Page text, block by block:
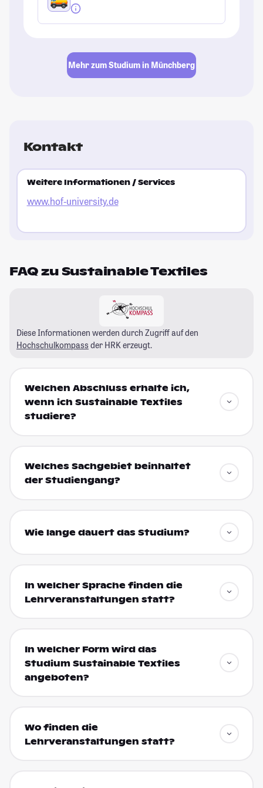
Mehr zum Studium in Münchberg
Kontakt
Weitere Informationen / Services
www.hof-university.de
FAQ zu Sustainable Textiles
Diese Informationen werden durch Zugriff auf den
Hochschulkompass der HRK erzeugt.
Welchen Abschluss erhalte ich,
wenn ich Sustainable Textiles
studiere?
Welches Sachgebiet beinhaltet
der Studiengang?
Wie lange dauert das Studium?
In welcher Sprache finden die
Lehrveranstaltungen statt?
In welcher Form wird das
Studium Sustainable Textiles
angeboten?
Wo finden die
Lehrveranstaltungen statt?